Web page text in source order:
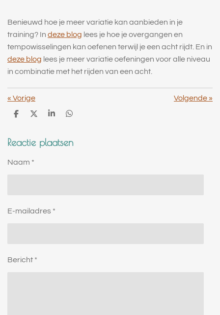
Benieuwd hoe je meer variatie kan aanbieden in je
training? In deze blog lees je hoe je overgangen en
tempowisselingen kan oefenen terwijl je een acht rijdt. En in
deze blog lees je meer variatie oefeningen voor alle niveau
in combinatie met het rijden van een acht.
« Vorige Volgende »
D
e
n
D
l
S
r
e
D
e
n
Reactie plaatsen
Naam *
E-mailadres *
Bericht *